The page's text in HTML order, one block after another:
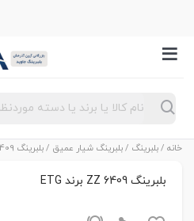
Products
search
خانه /بلبرینگ /بلبرینگ شیار عمیق / بلبرینگ 6409 ZZ برند ETG
بلبرینگ 6409 ZZ برند ETG